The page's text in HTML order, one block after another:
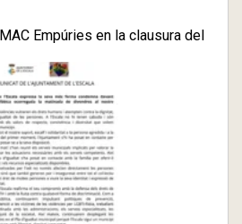
Empúries en la clausura del